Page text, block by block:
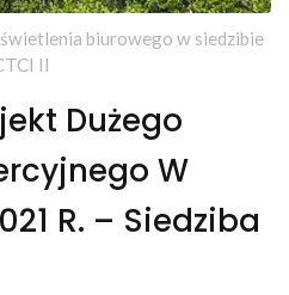
biurowego w siedzibie
II
Dużego
W
R. – Siedziba